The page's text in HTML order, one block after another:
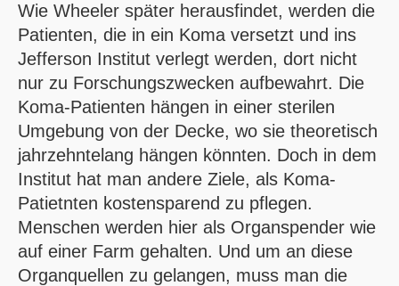
Wie Wheeler später herausfindet, werden die
Patienten, die in ein Koma versetzt und ins
Jefferson Institut verlegt werden, dort nicht
nur zu Forschungszwecken aufbewahrt. Die
Koma-Patienten hängen in einer sterilen
Umgebung von der Decke, wo sie theoretisch
jahrzehntelang hängen könnten. Doch in dem
Institut hat man andere Ziele, als Koma-
Patietnten kostensparend zu pflegen.
Menschen werden hier als Organspender wie
auf einer Farm gehalten. Und um an diese
Organquellen zu gelangen, muss man die